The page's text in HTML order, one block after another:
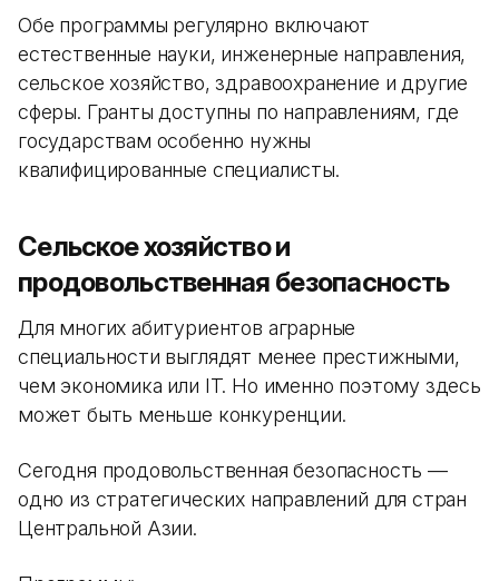
Обе программы регулярно включают
естественные науки, инженерные направления,
сельское хозяйство, здравоохранение и другие
сферы. Гранты доступны по направлениям, где
государствам особенно нужны
квалифицированные специалисты.
Сельское хозяйство и
продовольственная безопасность
Для многих абитуриентов аграрные
специальности выглядят менее престижными,
чем экономика или IT. Но именно поэтому здесь
может быть меньше конкуренции.
Сегодня продовольственная безопасность —
одно из стратегических направлений для стран
Центральной Азии.